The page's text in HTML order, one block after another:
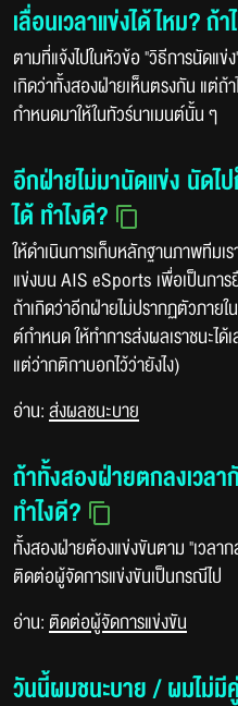
เลื่อนเวลาแข่งได้ไหม? ถ้
ตามที่แจ้งไปในหัวข้อ "วิธีการนัดแข่
เกิดว่าทั้งสองฝ่ายเห็นตรงกัน แต่ถ้
กำหนดมาให้ในทัวร์นาเมนต์นั้น ๆ
อีกฝ่ายไม่มานัดแข่ง นัดไ
ได้ ทำไงดี?
ให้ดำเนินการเก็บหลักฐานภาพทีม
แข่งบน AIS eSports เพื่อเป็นการ
ถ้าเกิดว่าอีกฝ่ายไม่ปรากฏตัวภาย
ต์กำหนด ให้ทำการส่งผลเราชนะ
แต่ว่ากติกาบอกไว้ว่ายังไง)
อ่าน:ส่งผลชนะบาย
ถ้าทั้งสองฝ่ายตกลงเวลา
ทำไงดี?
ทั้งสองฝ่ายต้องแข่งขันตาม "เวลา
ติดต่อผู้จัดการแข่งขันเป็นกรณีไป
อ่าน:ติดต่อผู้จัดการแข่งขัน
วันนี้ผมชนะบาย / ผมไม่มี